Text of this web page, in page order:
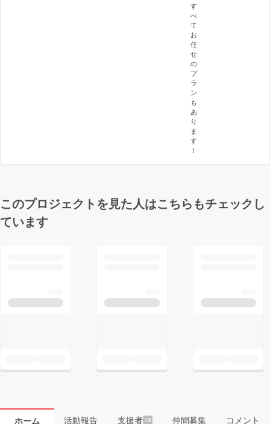
す
べ
て
お
任
せ
の
プ
ラ
ン
も
あ
り
ま
す
！
このプロジェクトを見た人はこちらもチェックし
ています
ホーム 活動報告 支援者 18 仲間募集 コメント